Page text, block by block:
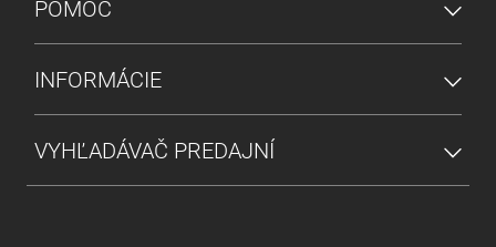
POMOC
INFORMÁCIE
VYHĽADÁVAČ PREDAJNÍ